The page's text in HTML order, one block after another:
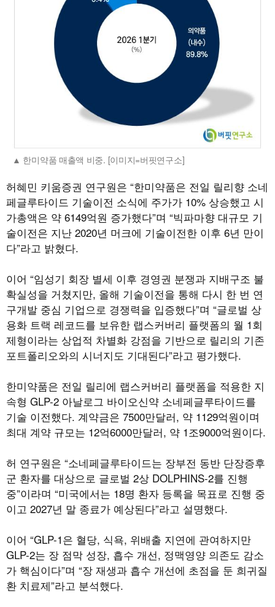
한미약품 매출액 비중. [이미지=버핏연구소]
허혜민 키움증권 연구원은 “한미약품은 전일 릴리향 소네
페글루타이드 기술이전 소식에 주가가 10% 상승했고 시
가총액은 약 6149억원 증가했다”며 “빅파마향 대규모 기
술이전은 지난 2020년 머크에 기술이전한 이후 6년 만이
다”라고 밝혔다.
이어 “임성기 회장 별세 이후 경영권 분쟁과 지배구조 불
확실성을 거쳤지만, 올해 기술이전을 통해 다시 한 번 연
구개발 중심 기업으로 경쟁력을 입증했다”며 “글로벌 상
용화 트랙 레코드를 보유한 랩스커버리 플랫폼의 월 1회
제형이라는 상업적 차별화 강점을 기반으로 릴리의 기존
포트폴리오와의 시너지도 기대된다”라고 평가했다.
한미약품은 전일 릴리에 랩스커버리 플랫폼을 적용한 지
속형 GLP-2 아날로그 바이오신약 소네페글루타이드를
기술 이전했다. 계약금은 7500만달러, 약 1129억원이며
최대 계약 규모는 12억6000만달러, 약 1조9000억원이다.
허 연구원은 “소네페글루타이드는 장부전 동반 단장증후
군 환자를 대상으로 글로벌 2상 DOLPHINS-2를 진행
중”이라며 “미국에서는 18명 환자 등록을 목표로 진행 중
이고 2027년 말 종료가 예상된다”라고 설명했다.
이어 “GLP-1은 혈당, 식욕, 위배출 지연에 관여하지만
GLP-2는 장 점막 성장, 흡수 개선, 정맥영양 의존도 감소
가 핵심이다”며 “장 재생과 흡수 개선에 초점을 둔 희귀질
환 치료제”라고 분석했다.